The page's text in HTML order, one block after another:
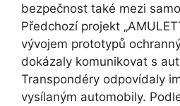
bezpečnost také mezi
Předchozí projekt
vývojem prototypů
dokázaly komunikovat s
Transpondéry odpovídaly
vysílaným automobily.